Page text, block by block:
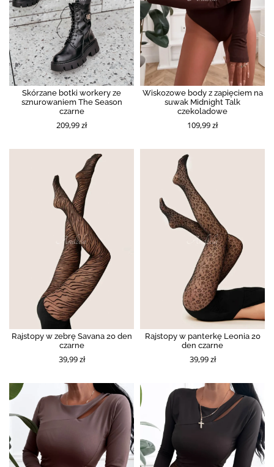
Skórzane botki workery ze
sznurowaniem The Season
czarne
209,99 zł
Wiskozowe body z zapięciem na
suwak Midnight Talk
czekoladowe
109,99 zł
Rajstopy w zebrę Savana 20 den
czarne
39,99 zł
Rajstopy w panterkę Leonia 20
den czarne
39,99 zł